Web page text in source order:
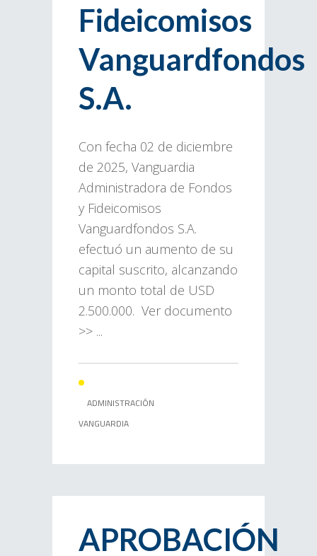
Fideicomisos
Vanguardfondos
S.A.
Con fecha 02 de diciembre
de 2025, Vanguardia
Administradora de Fondos
y Fideicomisos
Vanguardfondos S.A.
efectuó un aumento de su
capital suscrito, alcanzando
un monto total de USD
2.500.000. Ver documento
>> ...
ADMINISTRACIÓN
VANGUARDIA
APROBACIÓN